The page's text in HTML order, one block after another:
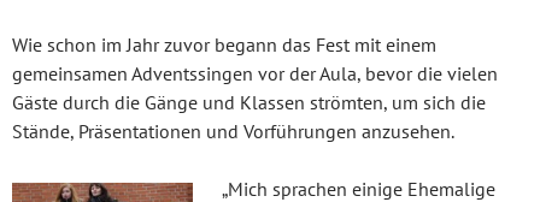
Wie schon im Jahr zuvor begann das Fest mit einem
gemeinsamen Adventssingen vor der Aula, bevor die vielen
Gäste durch die Gänge und Klassen strömten, um sich die
Stände, Präsentationen und Vorführungen anzusehen.
„Mich sprachen einige Ehemalige